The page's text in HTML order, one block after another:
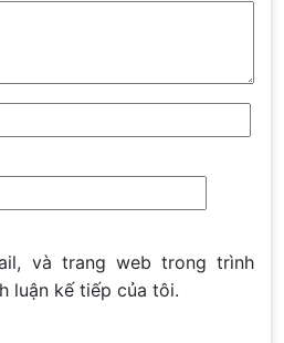
và trang web trong trình
luận kế tiếp của tôi.